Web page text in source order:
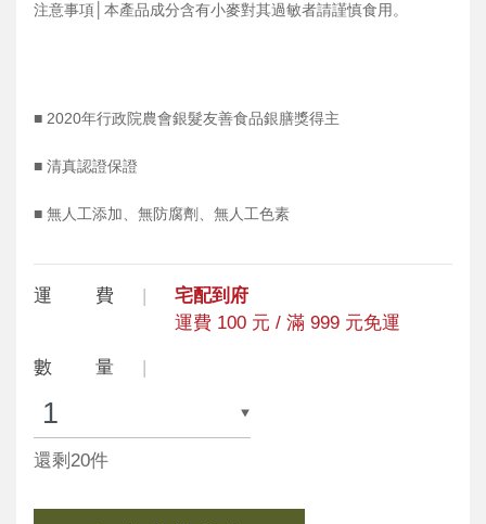
注意事項│本產品成分含有小麥對其過敏者請謹慎食用。
■ 2020年行政院農會銀髮友善食品銀膳獎得主
■ 清真認證保證
■ 無人工添加、無防腐劑、無人工色素
運 費
宅配到府
運費 100 元 / 滿 999 元免運
數 量
還剩20件